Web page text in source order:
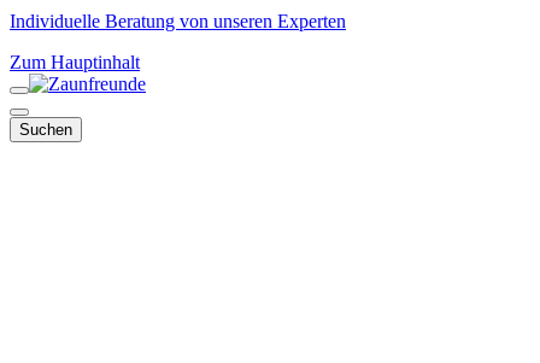
Individuelle Beratung von unseren Experten
Zum Hauptinhalt
Suchen